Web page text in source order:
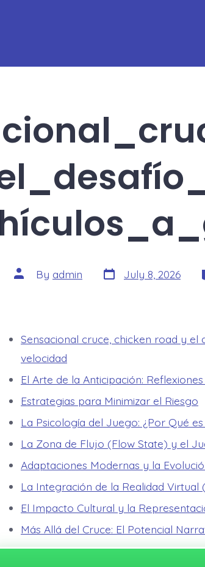
Post
author
By admin Post
date
July 8, 2026
Sensacional cruce, chicken road y el
velocidad
El Arte de la Anticipación:
Estrategias para Minimizar el Riesgo
La Psicología del Juego: ¿Por Qué
La Zona de Flujo (Flow State) y el
Adaptaciones Modernas y la
La Integración de la Realidad
El Impacto Cultural y la
Más Allá del Cruce: El Potencial